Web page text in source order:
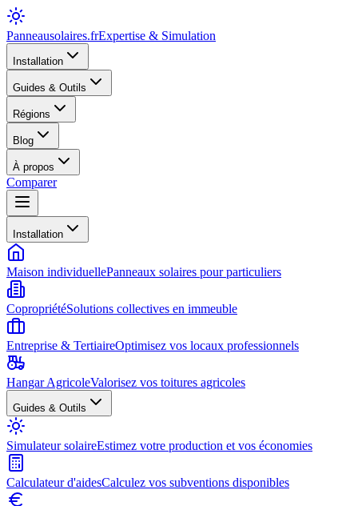
Panneausolaires.frExpertise & Simulation
Installation
Guides & Outils
Régions
Blog
À propos
Comparer
Installation
Maison individuellePanneaux solaires pour particuliers
CopropriétéSolutions collectives en immeuble
Entreprise & TertiaireOptimisez vos locaux professionnels
Hangar AgricoleValorisez vos toitures agricoles
Guides & Outils
Simulateur solaireEstimez votre production et vos économies
Calculateur d'aidesCalculez vos subventions disponibles